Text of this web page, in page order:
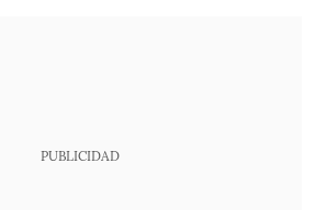
PUBLICIDAD